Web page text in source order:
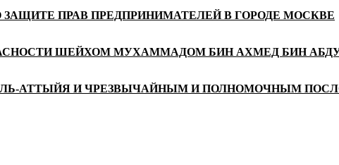
ПРАВ ПРЕДПРИНИМАТЕЛЕЙ В ГОРОДЕ МОСКВЕ
ШЕЙХОМ МУХАММАДОМ БИН АХМЕД БИН
АТТЫЙЯ И ЧРЕЗВЫЧАЙНЫМ И ПОЛНОМОЧНЫМ